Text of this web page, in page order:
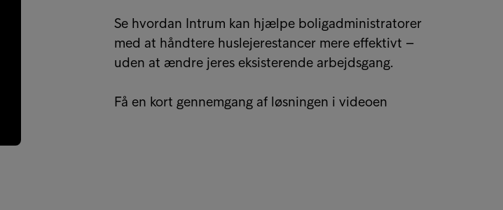
Se hvordan Intrum kan hjælpe boligadministratorer
med at håndtere huslejerestancer mere effektivt –
uden at ændre jeres eksisterende arbejdsgang.
Få en kort gennemgang af løsningen i videoen